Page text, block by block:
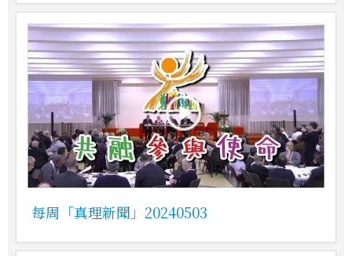
每周「真理新聞」20240503